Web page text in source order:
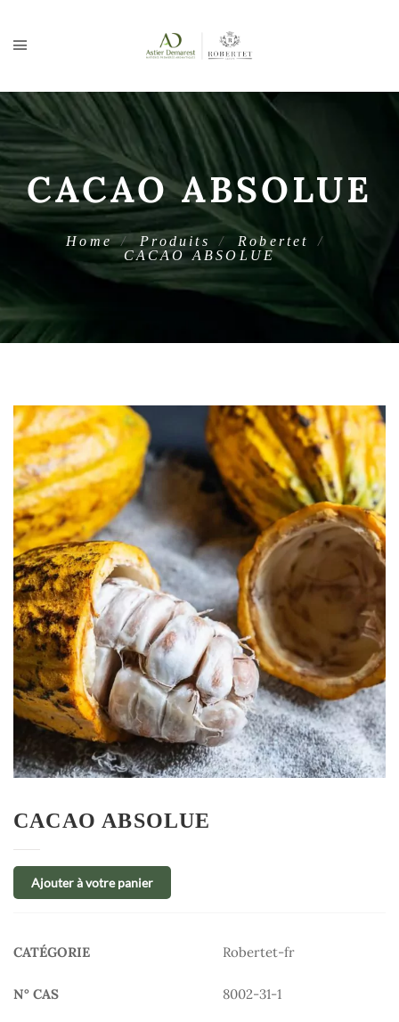
CACAO ABSOLUE
Home Produits
Robertet
CACAO ABSOLUE
CACAO ABSOLUE
Ajouter à votre panier
CATÉGORIE Robertet-fr
N° CAS 8002-31-1